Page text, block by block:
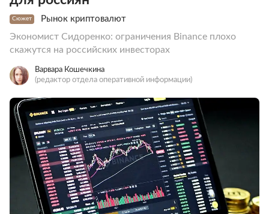
Сюжет Рынок криптовалют
Экономист Сидоренко: ограничения Binance плохо
скажутся на российских инвесторах
Варвара Кошечкина
(редактор отдела оперативной информации)